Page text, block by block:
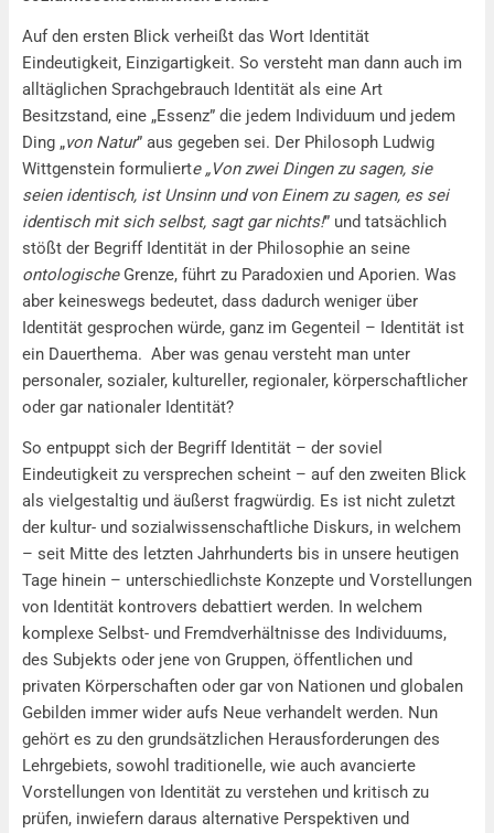
Auf den ersten Blick verheißt das Wort Identität
Eindeutigkeit, Einzigartigkeit. So versteht man dann auch im
alltäglichen Sprachgebrauch Identität als eine Art
Besitzstand, eine „Essenz” die jedem Individuum und jedem
Ding „von Natur” aus gegeben sei. Der Philosoph Ludwig
Wittgenstein formulierte „Von zwei Dingen zu sagen, sie
seien identisch, ist Unsinn und von Einem zu sagen, es sei
identisch mit sich selbst, sagt gar nichts!” und tatsächlich
stößt der Begriff Identität in der Philosophie an seine
ontologischeGrenze, führt zu Paradoxien und Aporien. Was
aber keineswegs bedeutet, dass dadurch weniger über
Identität gesprochen würde, ganz im Gegenteil – Identität ist
ein Dauerthema. Aber was genau versteht man unter
personaler, sozialer, kultureller, regionaler, körperschaftlicher
oder gar nationaler Identität?
So entpuppt sich der Begriff Identität – der soviel
Eindeutigkeit zu versprechen scheint – auf den zweiten Blick
als vielgestaltig und äußerst fragwürdig. Es ist nicht zuletzt
der kultur- und sozialwissenschaftliche Diskurs, in welchem
– seit Mitte des letzten Jahrhunderts bis in unsere heutigen
Tage hinein – unterschiedlichste Konzepte und Vorstellungen
von Identität kontrovers debattiert werden. In welchem
komplexe Selbst- und Fremdverhältnisse des Individuums,
des Subjekts oder jene von Gruppen, öffentlichen und
privaten Körperschaften oder gar von Nationen und globalen
Gebilden immer wider aufs Neue verhandelt werden. Nun
gehört es zu den grundsätzlichen Herausforderungen des
Lehrgebiets, sowohl traditionelle, wie auch avancierte
Vorstellungen von Identität zu verstehen und kritisch zu
prüfen, inwiefern daraus alternative Perspektiven und